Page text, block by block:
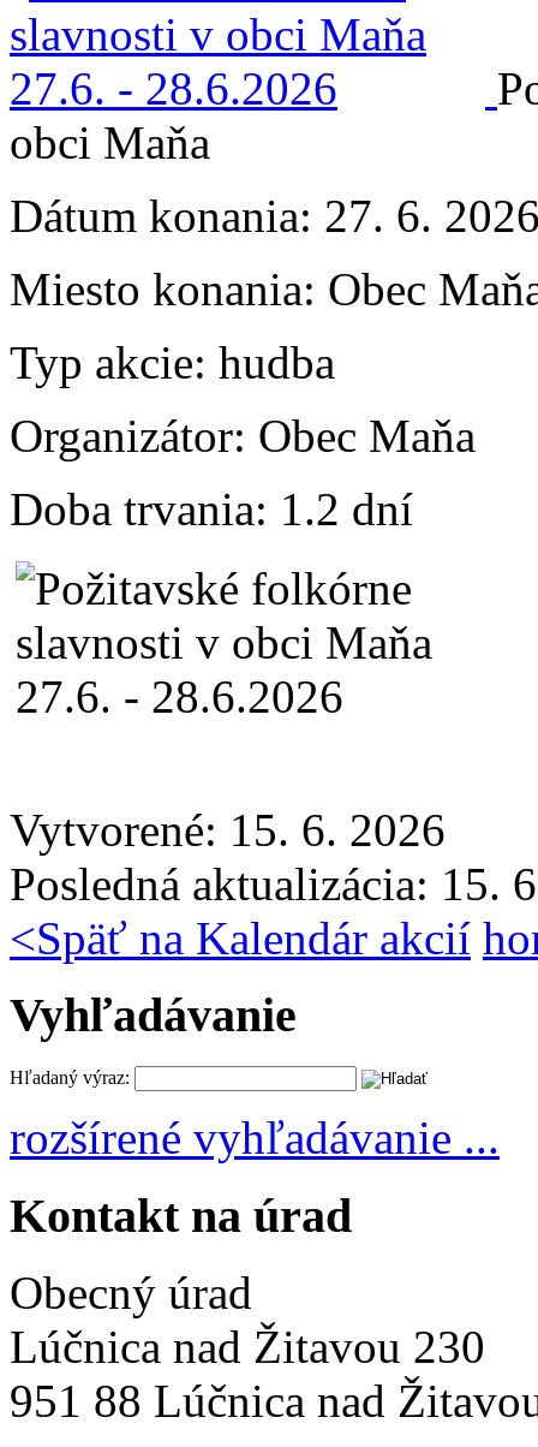
obci Maňa
Dátum konania: 27. 6.
Miesto konania: Obec
Typ akcie: hudba
Organizátor: Obec Maňa
Doba trvania: 1.2 dní
Vytvorené: 15. 6. 2026
Posledná aktualizácia: 15.
<Späť na Kalendár akcií
Vyhľadávanie
Hľadaný výraz:
rozšírené vyhľadávanie ...
Kontakt na úrad
Obecný úrad
Lúčnica nad Žitavou 230
951 88 Lúčnica nad